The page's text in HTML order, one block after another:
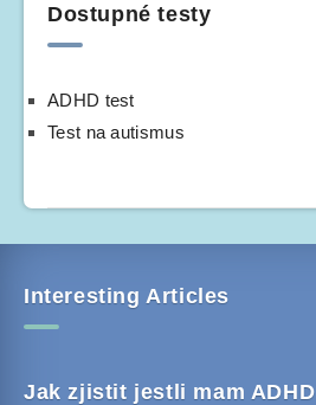
Dostupné testy
ADHD test
Test na autismus
Interesting Articles
Jak zjistit jestli mam ADHD